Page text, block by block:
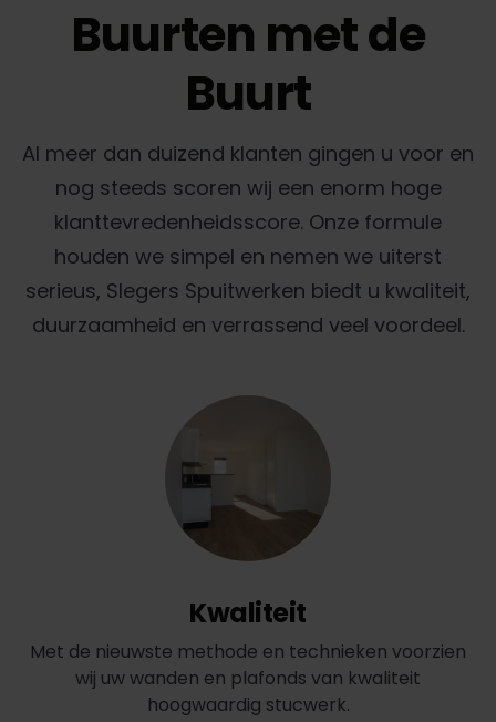
Buurten met de
Buurt
Al meer dan duizend klanten gingen u voor en
nog steeds scoren wij een enorm hoge
klanttevredenheidsscore. Onze formule
houden we simpel en nemen we uiterst
serieus, Slegers Spuitwerken biedt u kwaliteit,
duurzaamheid en verrassend veel voordeel.
Kwaliteit
Met de nieuwste methode en technieken voorzien
wij uw wanden en plafonds van kwaliteit
hoogwaardig stucwerk.